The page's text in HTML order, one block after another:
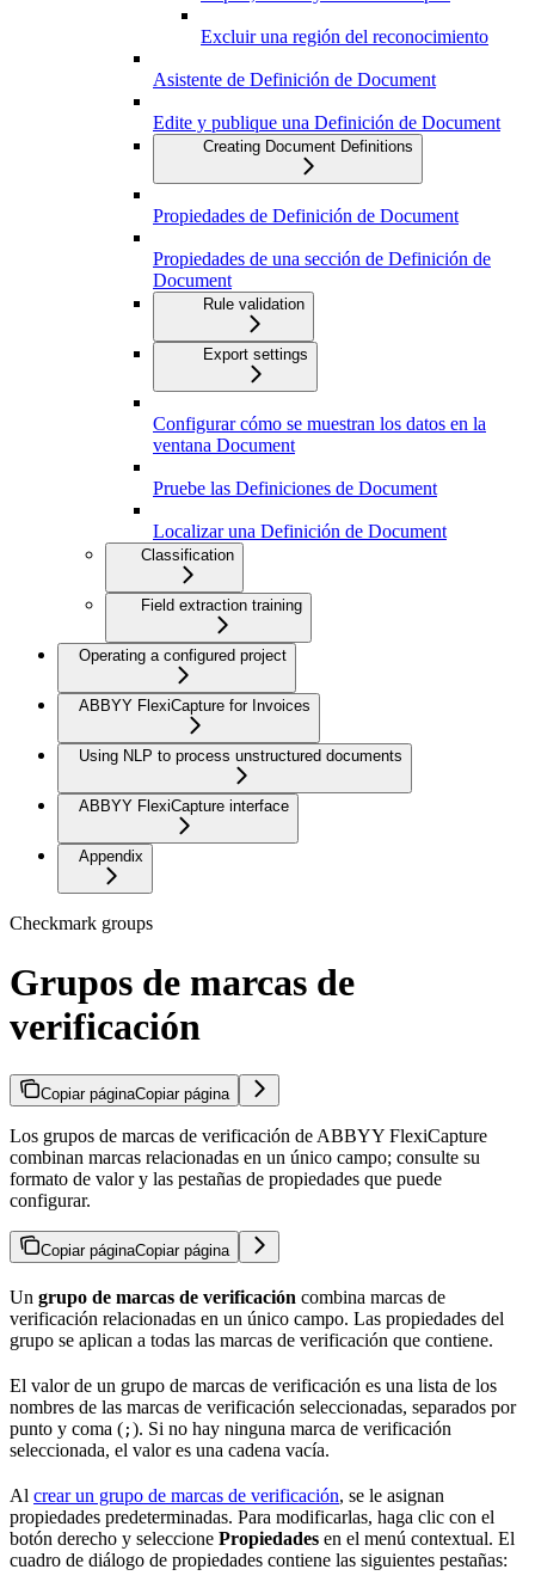
Excluir una región del reconocimiento
Asistente de Definición de Document
Edite y publique una Definición de Document
Creating Document Definitions
Propiedades de Definición de Document
Propiedades de una sección de Definición de
Document
Rule validation
Export settings
Configurar cómo se muestran los datos en la
ventana Document
Pruebe las Definiciones de Document
Localizar una Definición de Document
Classification
Field extraction training
Operating a configured project
ABBYY FlexiCapture for Invoices
Using NLP to process unstructured documents
ABBYY FlexiCapture interface
Appendix
Checkmark groups
Grupos de marcas de
verificación
Copiar páginaCopiar página
Los grupos de marcas de verificación de ABBYY FlexiCapture
combinan marcas relacionadas en un único campo; consulte su
formato de valor y las pestañas de propiedades que puede
configurar.
Copiar páginaCopiar página
Un grupo de marcas de verificación combina marcas de
verificación relacionadas en un único campo. Las propiedades del
grupo se aplican a todas las marcas de verificación que contiene.
El valor de un grupo de marcas de verificación es una lista de los
nombres de las marcas de verificación seleccionadas, separados por
punto y coma ( ; ). Si no hay ninguna marca de verificación
seleccionada, el valor es una cadena vacía.
Al crear un grupo de marcas de verificación, se le asignan
propiedades predeterminadas. Para modificarlas, haga clic con el
botón derecho y seleccione Propiedades en el menú contextual. El
cuadro de diálogo de propiedades contiene las siguientes pestañas: